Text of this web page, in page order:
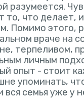
разумеется.
то, что делает,
Помимо этого,
враче на
терпеливом,
личным
опыт - стоит
упоминать,
вся семья уже у